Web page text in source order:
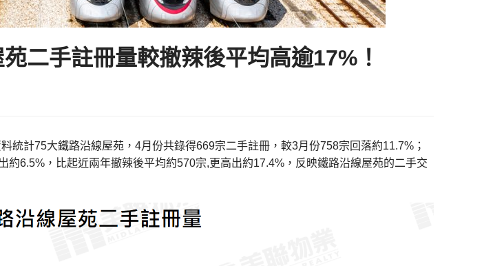
二手註冊量較撤辣後平均高逾17%！
統計75大鐵路沿線屋苑，4月份共錄得669宗二手註冊，較3月份758宗回落約11.7%；
約6.5%，比起近兩年撤辣後平均約570宗,更高出約17.4%，反映鐵路沿線屋苑的二手交